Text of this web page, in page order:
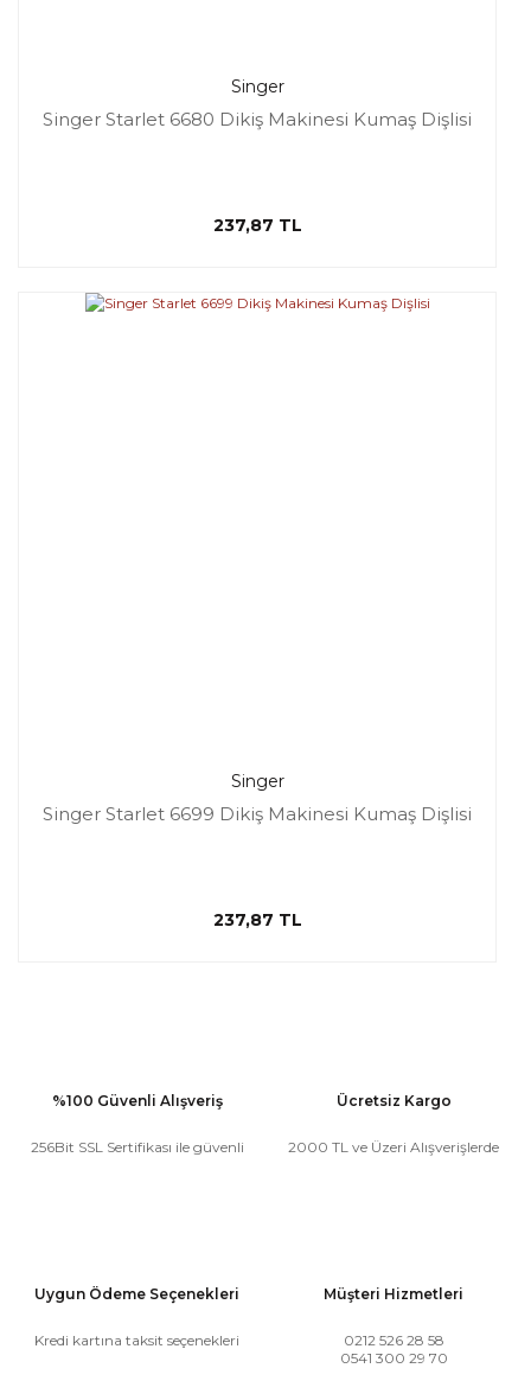
Singer
Singer Starlet 6680 Dikiş Makinesi Kumaş Dişlisi
237,87 TL
Singer
Singer Starlet 6699 Dikiş Makinesi Kumaş Dişlisi
237,87 TL
%100 Güvenli Alışveriş
256Bit SSL Sertifikası ile güvenli
Ücretsiz Kargo
2000 TL ve Üzeri Alışverişlerde
Uygun Ödeme Seçenekleri
Kredi kartına taksit seçenekleri
Müşteri Hizmetleri
0212 526 28 58
0541 300 29 70